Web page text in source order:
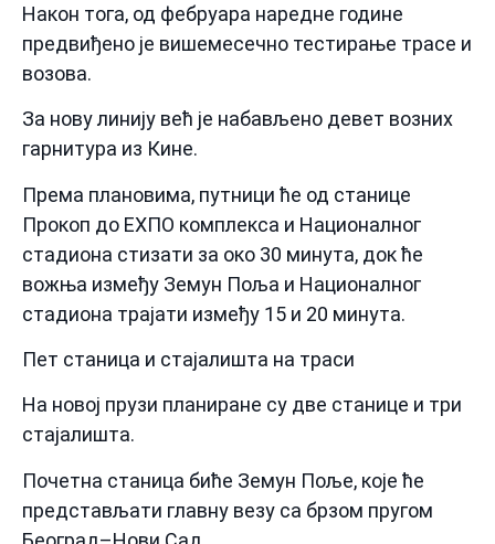
Након тога, од фебруара наредне године
предвиђено је вишемесечно тестирање трасе и
возова.
За нову линију већ је набављено девет возних
гарнитура из Кине.
Према плановима, путници ће од станице
Прокоп до ЕXПО комплекса и Националног
стадиона стизати за око 30 минута, док ће
вожња између Земун Поља и Националног
стадиона трајати између 15 и 20 минута.
Пет станица и стајалишта на траси
На новој прузи планиране су две станице и три
стајалишта.
Почетна станица биће Земун Поље, које ће
представљати главну везу са брзом пругом